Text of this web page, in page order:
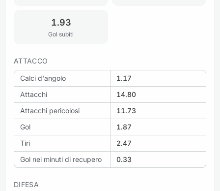
1.93
Gol subiti
ATTACCO
Calci d'angolo
1.17
Attacchi
14.80
Attacchi pericolosi
11.73
Gol
1.87
Tiri
2.47
Gol nei minuti di recupero
0.33
DIFESA